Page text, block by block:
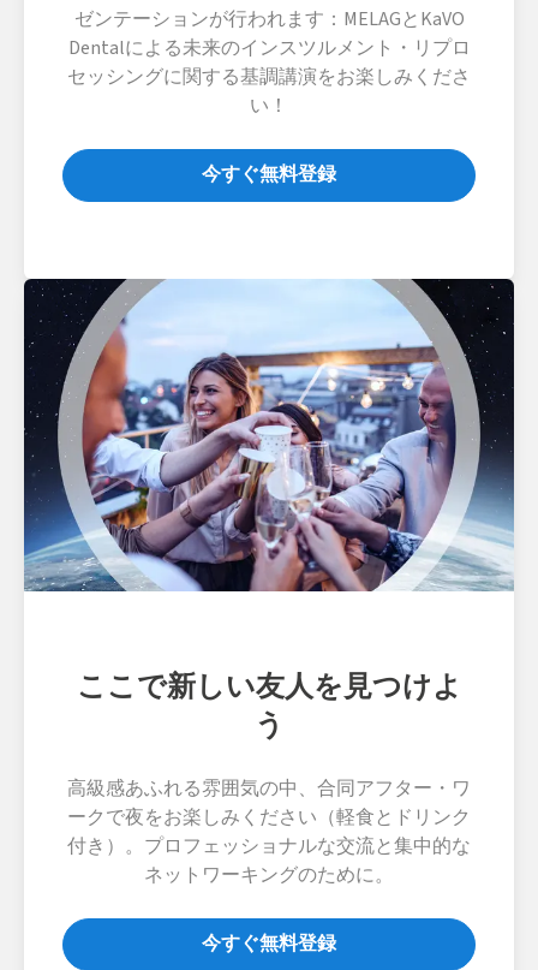
ゼンテーションが行われます：MELAGとKaVO
Dentalによる未来のインスツルメント・リプロ
セッシングに関する基調講演をお楽しみくださ
い！
今すぐ無料登録
ここで新しい友人を見つけよ
う
高級感あふれる雰囲気の中、合同アフター・ワ
ークで夜をお楽しみください（軽食とドリンク
付き）。プロフェッショナルな交流と集中的な
ネットワーキングのために。
今すぐ無料登録